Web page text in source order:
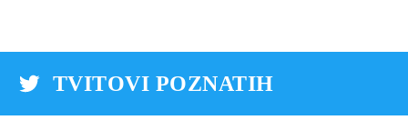
TVITOVI POZNATIH